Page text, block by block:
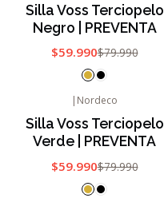
Silla Voss Terciopelo
Negro | PREVENTA
$59.990$79.990
| Nordeco
Silla Voss Terciopelo
Verde | PREVENTA
$59.990$79.990